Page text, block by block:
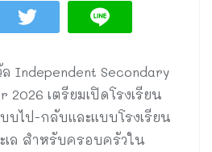
ล Independent Secondary
2026 เตรียมเปิดโรงเรียน
ไป-กลับและแบบโรงเรียน
เล สำหรับครอบครัวใน